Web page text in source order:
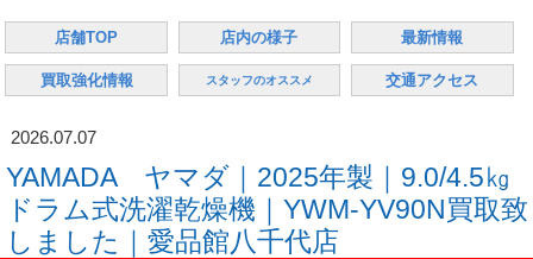
店舗TOP 店内の様子 最新情報
買取強化情報 スタッフのオススメ 交通アクセス
2026.07.07
YAMADA ヤマダ｜2025年製｜9.0/4.5㎏
ドラム式洗濯乾燥機｜YWM-YV90N買取致
しました｜愛品館八千代店